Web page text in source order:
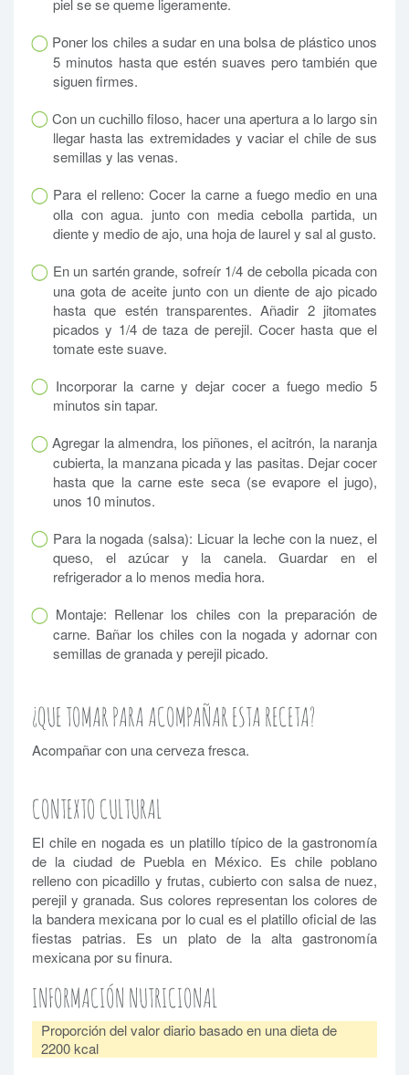
piel se se queme ligeramente.
Poner los chiles a sudar en una bolsa de plástico unos
5 minutos hasta que estén suaves pero también que
siguen firmes.
Con un cuchillo filoso, hacer una apertura a lo largo sin
llegar hasta las extremidades y vaciar el chile de sus
semillas y las venas.
Para el relleno: Cocer la carne a fuego medio en una
olla con agua. junto con media cebolla partida, un
diente y medio de ajo, una hoja de laurel y sal al gusto.
En un sartén grande, sofreír 1/4 de cebolla picada con
una gota de aceite junto con un diente de ajo picado
hasta que estén transparentes. Añadir 2 jitomates
picados y 1/4 de taza de perejil. Cocer hasta que el
tomate este suave.
Incorporar la carne y dejar cocer a fuego medio 5
minutos sin tapar.
Agregar la almendra, los piñones, el acitrón, la naranja
cubierta, la manzana picada y las pasitas. Dejar cocer
hasta que la carne este seca (se evapore el jugo),
unos 10 minutos.
Para la nogada (salsa): Licuar la leche con la nuez, el
queso, el azúcar y la canela. Guardar en el
refrigerador a lo menos media hora.
Montaje: Rellenar los chiles con la preparación de
carne. Bañar los chiles con la nogada y adornar con
semillas de granada y perejil picado.
¿QUE TOMAR PARA ACOMPAÑAR ESTA RECETA?
Acompañar con una cerveza fresca.
CONTEXTO CULTURAL
El chile en nogada es un platillo típico de la gastronomía
de la ciudad de Puebla en México. Es chile poblano
relleno con picadillo y frutas, cubierto con salsa de nuez,
perejil y granada. Sus colores representan los colores de
la bandera mexicana por lo cual es el platillo oficial de las
fiestas patrias. Es un plato de la alta gastronomía
mexicana por su finura.
INFORMACIÓN NUTRICIONAL
Proporción del valor diario basado en una dieta de
2200 kcal